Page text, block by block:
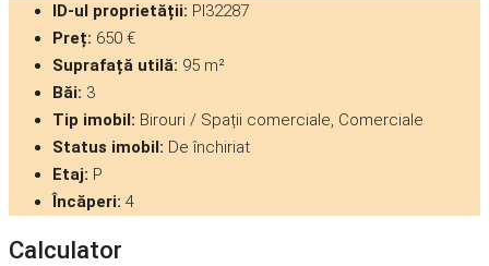
ID-ul proprietății: PI32287
Preț: 650 €
Suprafață utilă: 95 m²
Băi: 3
Tip imobil: Birouri / Spații comerciale, Comerciale
Status imobil: De închiriat
Etaj: P
Încăperi: 4
Calculator